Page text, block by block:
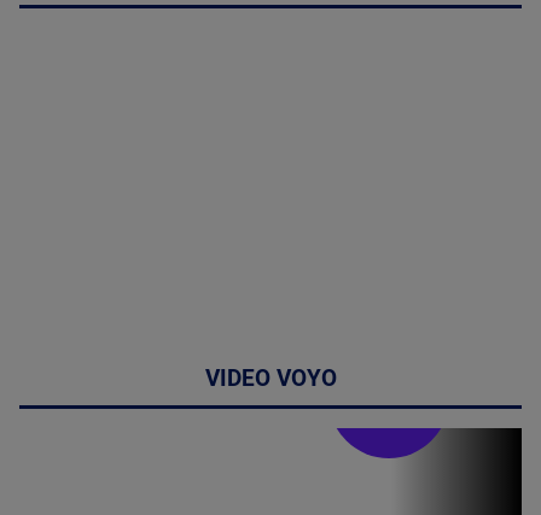
VIDEO VOYO